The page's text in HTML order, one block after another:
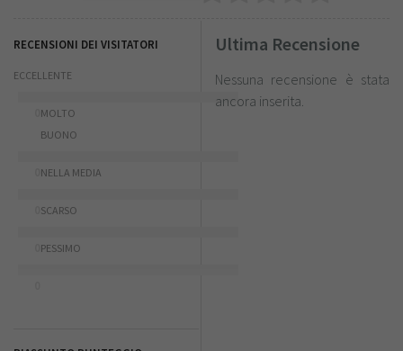
RECENSIONI DEI VISITATORI
ECCELLENTE
MOLTO
BUONO
NELLA MEDIA
SCARSO
PESSIMO
Ultima Recensione
Nessuna recensione è stata
ancora inserita.